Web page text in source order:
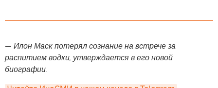
— Илон Маск потерял сознание на встрече за
распитием водки, утверждается в его новой
биографии.